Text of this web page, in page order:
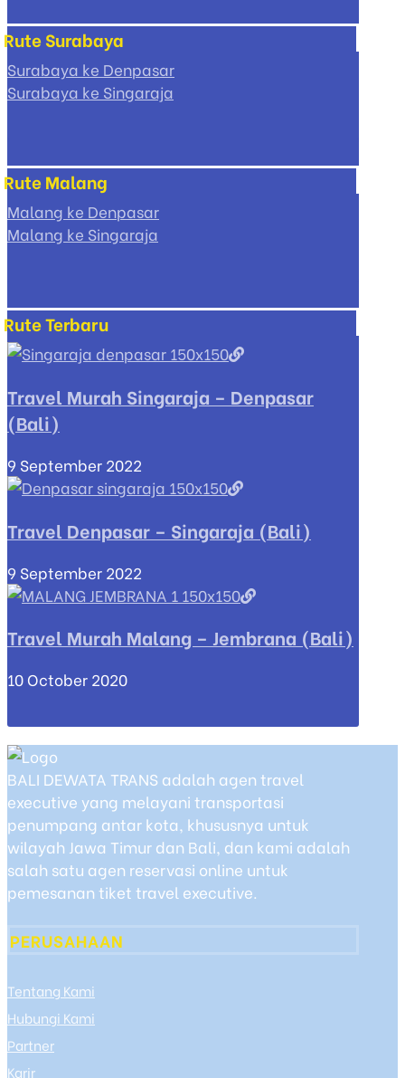
Rute Surabaya
Surabaya ke Denpasar
Surabaya ke Singaraja
Rute Malang
Malang ke Denpasar
Malang ke Singaraja
Rute Terbaru
Travel Murah Singaraja – Denpasar
(Bali)
9 September 2022
Travel Denpasar – Singaraja (Bali)
9 September 2022
Travel Murah Malang – Jembrana (Bali)
10 October 2020
BALI DEWATA TRANS adalah agen travel
executive yang melayani transportasi
penumpang antar kota, khususnya untuk
wilayah Jawa Timur dan Bali, dan kami adalah
salah satu agen reservasi online untuk
pemesanan tiket travel executive.
PERUSAHAAN
Tentang Kami
Hubungi Kami
Partner
Karir